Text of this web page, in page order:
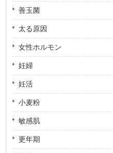
善玉菌
太る原因
女性ホルモン
妊婦
妊活
小麦粉
敏感肌
更年期